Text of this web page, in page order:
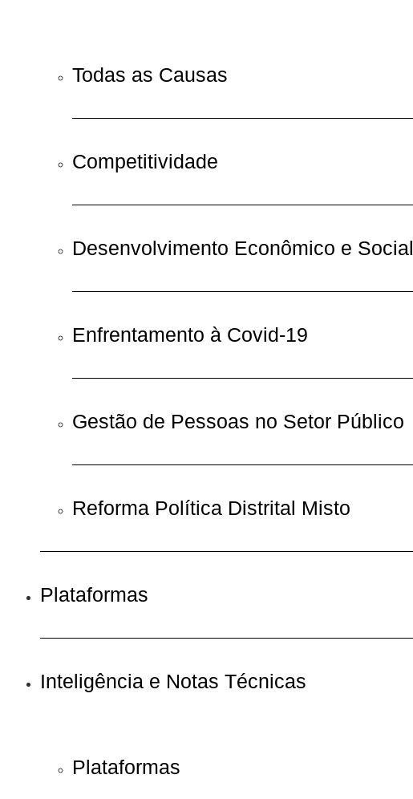
Todas as Causas
Competitividade
Desenvolvimento Econômico e Social
Enfrentamento à Covid-19
Gestão de Pessoas no Setor Público
Reforma Política Distrital Misto
Plataformas
Inteligência e Notas Técnicas
Plataformas